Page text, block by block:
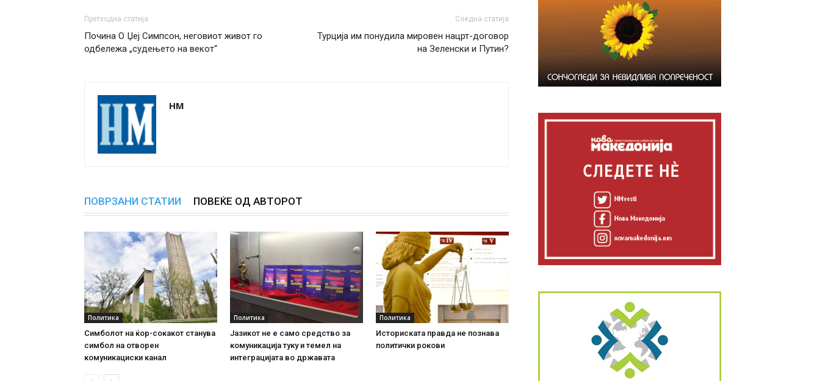
Претходна статија
Почина О Џеј Симпсон, неговиот живот го
одбележа „судењето на векот“
Следна статија
Турција им понудила мировен нацрт-договор
на Зеленски и Путин?
НМ
ПОВРЗАНИ СТАТИИ ПОВЕЌЕ ОД АВТОРОТ
Политика
Симболот на ќор-сокакот станува
симбол на отворен
комуникациски канал
Политика
Јазикот не е само средство за
комуникација туку и темел на
интеграцијата во државата
Политика
Историската правда не познава
политички рокови